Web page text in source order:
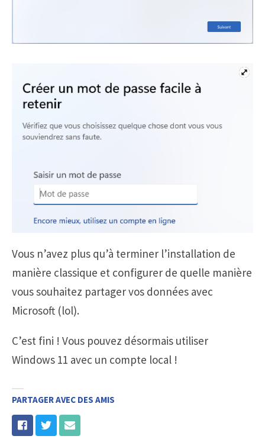
Vous n’avez plus qu’à terminer l’installation de
manière classique et configurer de quelle manière
vous souhaitez partager vos données avec
Microsoft (lol).
C’est fini ! Vous pouvez désormais utiliser
Windows 11 avec un compte local !
PARTAGER AVEC DES AMIS